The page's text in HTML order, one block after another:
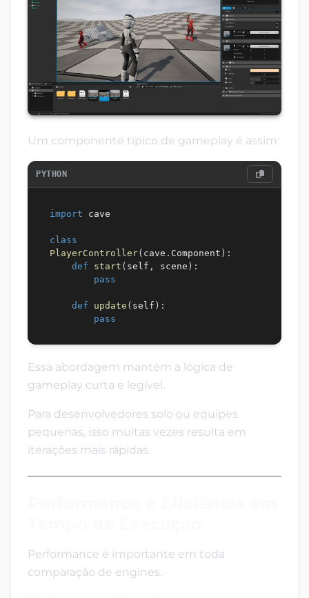
Um componente típico de gameplay é assim:
PYTHON
import cave
class
PlayerController( cave . Component ) :
def
start ( self , scene ) :
pass
def update ( self ) :
pass
Essa abordagem mantém a lógica de
gameplay curta e legível.
Para desenvolvedores solo ou equipes
pequenas, isso muitas vezes resulta em
iterações mais rápidas.
Performance é importante em toda
comparação de engines.